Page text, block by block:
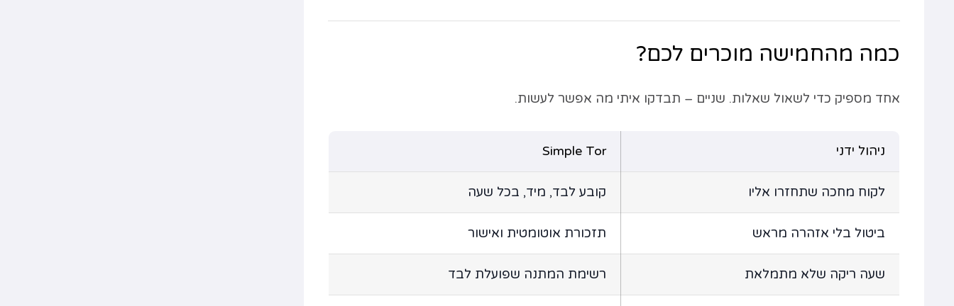
כמה מהחמישה מוכרים לכם?
אחד מספיק כדי לשאול שאלות. שניים – תבדקו איתי מה אפשר לעשות.
ניהול ידני Simple Tor
לקוח מחכה שתחזרו אליו קובע לבד, מיד, בכל שעה
ביטול בלי אזהרה מראש תזכורת אוטומטית ואישור
שעה ריקה שלא מתמלאת רשימת המתנה שפועלת לבד